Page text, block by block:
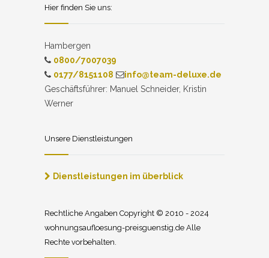
Hier finden Sie uns:
Hambergen
0800/7007039
0177/8151108
info@team-deluxe.de
Geschäftsführer: Manuel Schneider, Kristin
Werner
Unsere Dienstleistungen
Dienstleistungen im überblick
Rechtliche Angaben Copyright © 2010 - 2024
wohnungsaufloesung-preisguenstig.de Alle
Rechte vorbehalten.